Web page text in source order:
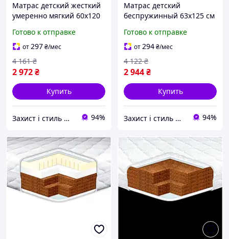
Матрас детский жесткий
умеренно мягкий 60х120
Eurosleep MC-3581
Готово к отправке
от297₴/мес
2 972₴
4 161 ₴
Купить
Захист і стиль — в одному магазині 94%
Матрас детский
беспружинный 63х125 см
наполнителем для сна
Eurosleep MC-3744
Готово к отправке
от294₴/мес
2 944₴
4 122 ₴
Купить
Захист і стиль — в одному магазині 94%